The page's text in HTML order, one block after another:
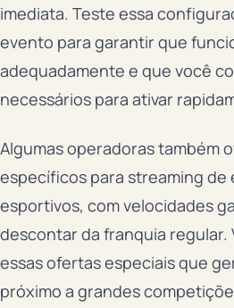
imediata. Teste essa
evento para garantir que
adequadamente e que você
necessários para ativar
Algumas operadoras também
específicos para streaming de
esportivos, com velocidades
descontar da franquia regular.
essas ofertas especiais que
próximo a grandes